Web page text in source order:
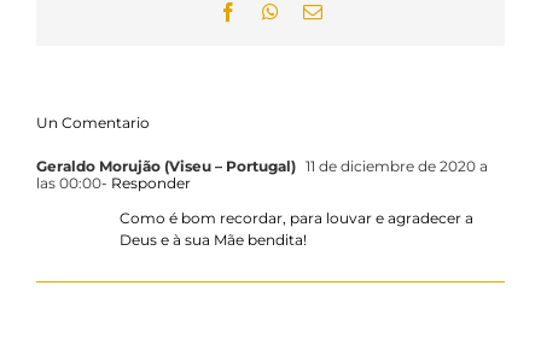
FacebookWhatsApp
Email
Un Comentario
Geraldo Morujão (Viseu – Portugal) 11 de diciembre de 2020 a
las 00:00- Responder
Como é bom recordar, para louvar e agradecer a
Deus e à sua Mãe bendita!